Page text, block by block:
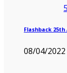
Flashback
08/04/2022